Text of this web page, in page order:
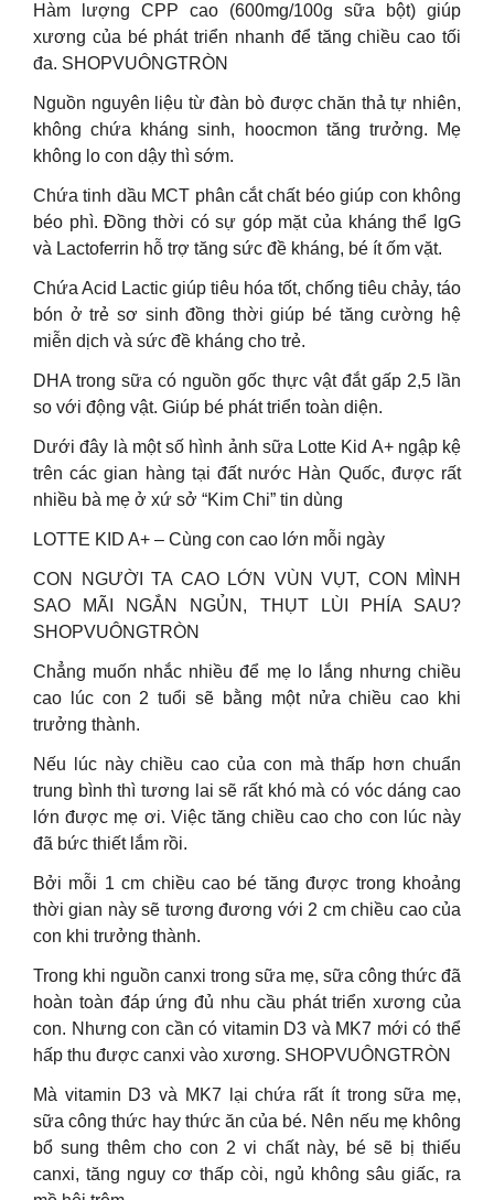
Hàm lượng CPP cao (600mg/100g sữa bột) giúp
xương của bé phát triển nhanh để tăng chiều cao tối
đa. SHOPVUÔNGTRÒN
Nguồn nguyên liệu từ đàn bò được chăn thả tự nhiên,
không chứa kháng sinh, hoocmon tăng trưởng. Mẹ
không lo con dậy thì sớm.
Chứa tinh dầu MCT phân cắt chất béo giúp con không
béo phì. Đồng thời có sự góp mặt của kháng thể IgG
và Lactoferrin hỗ trợ tăng sức đề kháng, bé ít ốm vặt.
Chứa Acid Lactic giúp tiêu hóa tốt, chống tiêu chảy, táo
bón ở trẻ sơ sinh đồng thời giúp bé tăng cường hệ
miễn dịch và sức đề kháng cho trẻ.
DHA trong sữa có nguồn gốc thực vật đắt gấp 2,5 lần
so với động vật. Giúp bé phát triển toàn diện.
Dưới đây là một số hình ảnh sữa Lotte Kid A+ ngập kệ
trên các gian hàng tại đất nước Hàn Quốc, được rất
nhiều bà mẹ ở xứ sở “Kim Chi” tin dùng
LOTTE KID A+ – Cùng con cao lớn mỗi ngày
CON NGƯỜI TA CAO LỚN VÙN VỤT, CON MÌNH
SAO MÃI NGẮN NGỦN, THỤT LÙI PHÍA SAU?
SHOPVUÔNGTRÒN
Chẳng muốn nhắc nhiều để mẹ lo lắng nhưng chiều
cao lúc con 2 tuổi sẽ bằng một nửa chiều cao khi
trưởng thành.
Nếu lúc này chiều cao của con mà thấp hơn chuẩn
trung bình thì tương lai sẽ rất khó mà có vóc dáng cao
lớn được mẹ ơi. Việc tăng chiều cao cho con lúc này
đã bức thiết lắm rồi.
Bởi mỗi 1 cm chiều cao bé tăng được trong khoảng
thời gian này sẽ tương đương với 2 cm chiều cao của
con khi trưởng thành.
Trong khi nguồn canxi trong sữa mẹ, sữa công thức đã
hoàn toàn đáp ứng đủ nhu cầu phát triển xương của
con. Nhưng con cần có vitamin D3 và MK7 mới có thể
hấp thu được canxi vào xương. SHOPVUÔNGTRÒN
Mà vitamin D3 và MK7 lại chứa rất ít trong sữa mẹ,
sữa công thức hay thức ăn của bé. Nên nếu mẹ không
bổ sung thêm cho con 2 vi chất này, bé sẽ bị thiếu
canxi, tăng nguy cơ thấp còi, ngủ không sâu giấc, ra